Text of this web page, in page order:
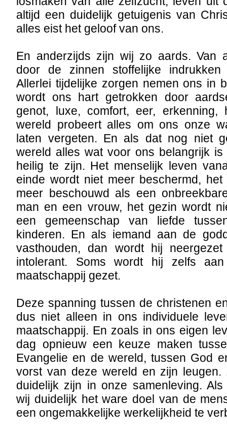
altijd een duidelijk getuigenis van
alles eist het geloof van ons.
En anderzijds zijn wij zo aards. Van
door de zinnen stoffelijke
Allerlei tijdelijke zorgen nemen ons in
wordt ons hart getrokken door
genot, luxe, comfort, eer,
wereld probeert alles om ons onze
laten vergeten. En als dat nog niet
wereld alles wat voor ons belangrijk
heilig te zijn. Het menselijk leven
einde wordt niet meer beschermd,
meer beschouwd als een
man en een vrouw, het gezin wordt
een gemeenschap van liefde
kinderen. En als iemand aan de
vasthouden, dan wordt hij
intolerant. Soms wordt hij zelfs
maatschappij gezet.
Deze spanning tussen de christenen
dus niet alleen in ons individuele
maatschappij. En zoals in ons eigen
dag opnieuw een keuze maken
Evangelie en de wereld, tussen God
vorst van deze wereld en zijn leugen.
duidelijk zijn in onze samenleving.
wij duidelijk het ware doel van de
een ongemakkelijke werkelijkheid te